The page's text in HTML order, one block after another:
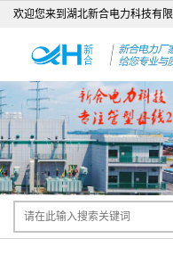
欢迎您来到湖北新合电力科技有限